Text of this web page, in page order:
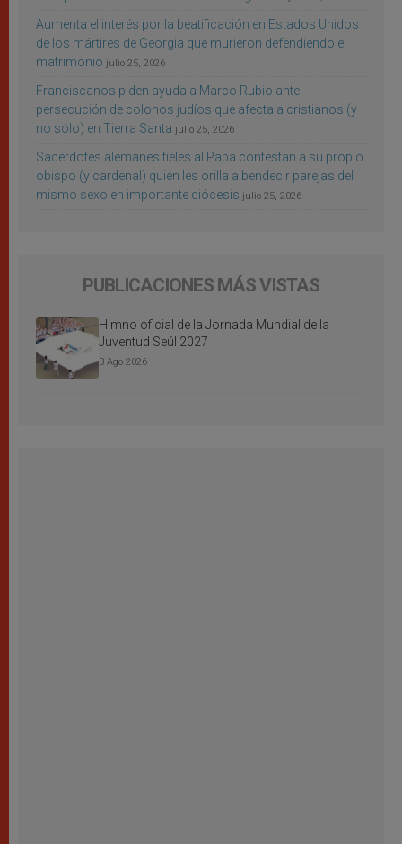
Aumenta el interés por la beatificación en Estados Unidos
de los mártires de Georgia que murieron defendiendo el
matrimonio julio 25, 2026
Franciscanos piden ayuda a Marco Rubio ante
persecución de colonos judíos que afecta a cristianos (y
no sólo) en Tierra Santa julio 25, 2026
Sacerdotes alemanes fieles al Papa contestan a su propio
obispo (y cardenal) quien les orilla a bendecir parejas del
mismo sexo en importante diócesis julio 25, 2026
PUBLICACIONES MÁS VISTAS
Himno oficial de la Jornada Mundial de la
Juventud Seúl 2027
3 Ago 2026